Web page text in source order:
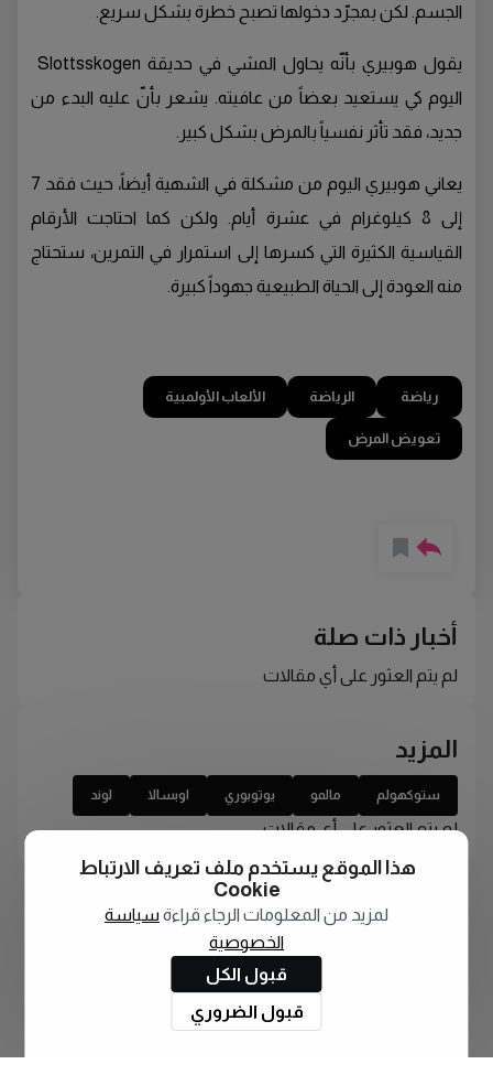
الجسم. لكن بمجرّد دخولها تصبح خطرة بشكل سريع.
اليوم كي يستعيد بعضاً من عافيته. يشعر بأنّ عليه البدء من
جديد، فقد تأثر نفسياً بالمرض بشكل كبير.
يعاني هوبيري اليوم من مشكلة في الشهية أيضاً، حيث فقد 7
إلى 8 كيلوغرام في عشرة أيام. ولكن كما احتاجت الأرقام
القياسية الكثيرة التي كسرها إلى استمرار في التمرين، ستحتاج
منه العودة إلى الحياة الطبيعية جهوداً كبيرة.
رياضة الرياضة الألعاب الأولمبية
تعويض المرض
أخبار ذات صلة
لم يتم العثور على أي مقالات
المزيد
ستوكهولم مالمو يوتوبوري اوبسالا لوند
لم يتم العثور على أي مقالات
هذا الموقع يستخدم ملف تعريف الارتباط
Cookie
لمزيد من المعلومات الرجاء قراءة سياسة
الخصوصية
قبول الكل
قبول الضروري